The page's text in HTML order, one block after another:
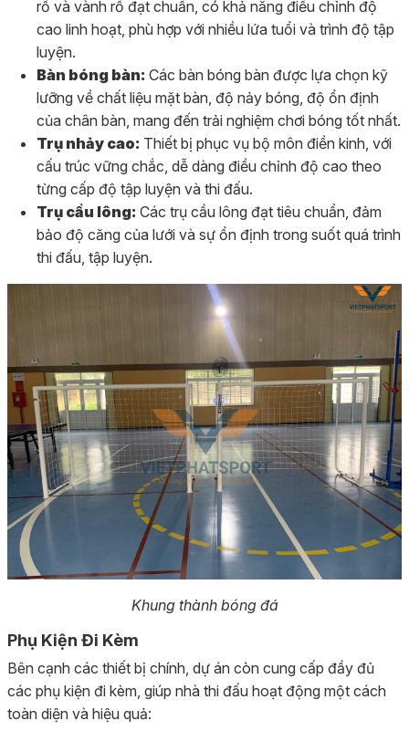
rổ và vành rổ đạt chuẩn, có khả năng điều chỉnh độ
cao linh hoạt, phù hợp với nhiều lứa tuổi và trình độ tập
luyện.
Bàn bóng bàn: Các bàn bóng bàn được lựa chọn kỹ
lưỡng về chất liệu mặt bàn, độ nảy bóng, độ ổn định
của chân bàn, mang đến trải nghiệm chơi bóng tốt nhất.
Trụ nhảy cao: Thiết bị phục vụ bộ môn điền kinh, với
cấu trúc vững chắc, dễ dàng điều chỉnh độ cao theo
từng cấp độ tập luyện và thi đấu.
Trụ cầu lông: Các trụ cầu lông đạt tiêu chuẩn, đảm
bảo độ căng của lưới và sự ổn định trong suốt quá trình
thi đấu, tập luyện.
Khung thành bóng đá
Phụ Kiện Đi Kèm
Bên cạnh các thiết bị chính, dự án còn cung cấp đầy đủ
các phụ kiện đi kèm, giúp nhà thi đấu hoạt động một cách
toàn diện và hiệu quả: